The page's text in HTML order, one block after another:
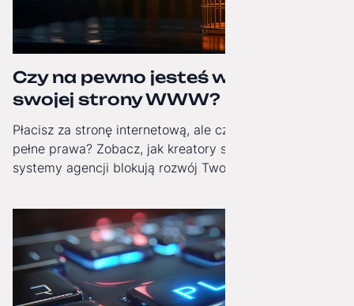
Czy na pewno jesteś właścicielem
swojej strony WWW?
Płacisz za stronę internetową, ale czy masz do niej
pełne prawa? Zobacz, jak kreatory stron i zamknięte
systemy agencji blokują rozwój Twojej firmy i jak